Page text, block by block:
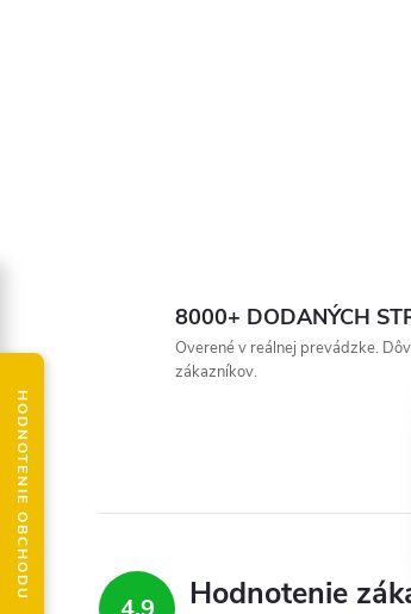
8000+ DODANÝCH
Overené v reálnej prevádzke.
zákazníkov.
Hodnotenie
HODNOTENIE OBCHODU